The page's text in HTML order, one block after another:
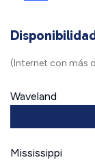
(Internet con más
Waveland
Mississippi